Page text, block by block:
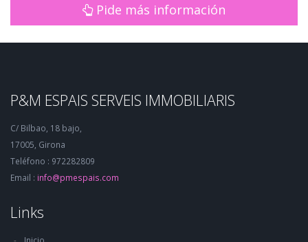
Pide más información
P&M ESPAIS SERVEIS IMMOBILIARIS
C/ Bilbao, 18 bajo,
17005, Girona
Teléfono : 972282809
Email : info@pmespais.com
Links